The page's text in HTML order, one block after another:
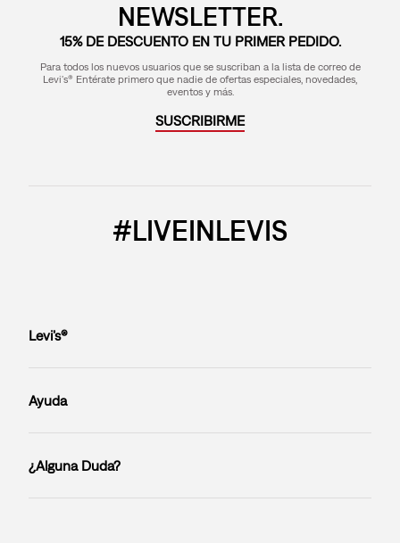
NEWSLETTER.
15% DE DESCUENTO EN TU PRIMER PEDIDO.
Para todos los nuevos usuarios que se suscriban a la lista de correo de
Levi's® Entérate primero que nadie de ofertas especiales, novedades,
eventos y más.
SUSCRIBIRME
#LIVEINLEVIS
Levi’s®
Ayuda
¿Alguna Duda?